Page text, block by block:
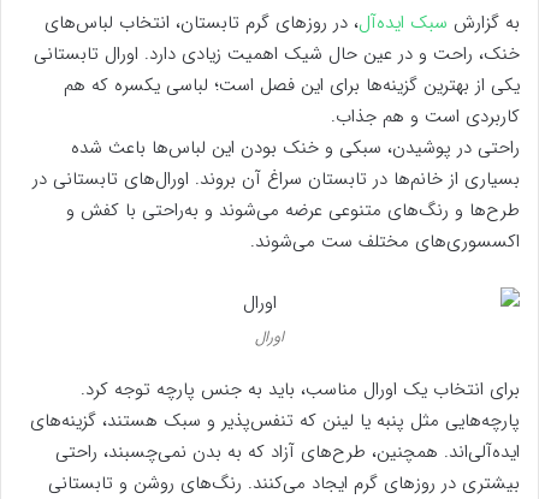
به گزارش سبک ایده‌آل، در روزهای گرم تابستان، انتخاب لباس‌های
خنک، راحت و در عین حال شیک اهمیت زیادی دارد. اورال تابستانی
یکی از بهترین گزینه‌ها برای این فصل است؛ لباسی یکسره که هم
کاربردی است و هم جذاب.
راحتی در پوشیدن، سبکی و خنک بودن این لباس‌ها باعث شده
بسیاری از خانم‌ها در تابستان سراغ آن بروند. اورال‌های تابستانی در
طرح‌ها و رنگ‌های متنوعی عرضه می‌شوند و به‌راحتی با کفش و
اکسسوری‌های مختلف ست می‌شوند.
اورال
برای انتخاب یک اورال مناسب، باید به جنس پارچه توجه کرد.
پارچه‌هایی مثل پنبه یا لینن که تنفس‌پذیر و سبک هستند، گزینه‌های
ایده‌آلی‌اند. همچنین، طرح‌های آزاد که به بدن نمی‌چسبند، راحتی
بیشتری در روزهای گرم ایجاد می‌کنند. رنگ‌های روشن و تابستانی